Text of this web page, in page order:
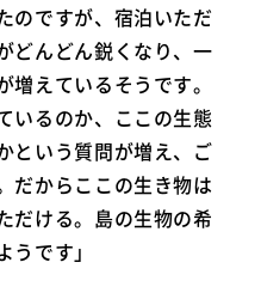
のですが、宿泊いただ
どんどん鋭くなり、一
えているそうです。
いるのか、ここの生態
という質問が増え、ご
だからここの生き物は
だける。島の生物の希
です」